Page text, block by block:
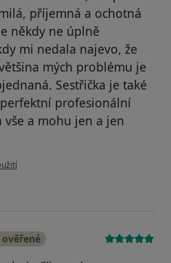
příjemná a ochotná
někdy ne úplně
mi nedala najevo, že
mých problému je
Sestřička je také
profesionální
a mohu jen a jen
uživatele Váš účet byl odstraněn
ověřené